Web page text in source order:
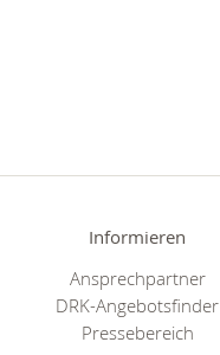
Informieren
Ansprechpartner
DRK-Angebotsfinder
Pressebereich